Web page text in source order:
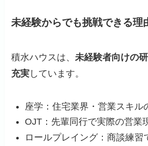
未経験からでも挑戦できる理
積水ハウスは、 未経験者向けの
充実 しています。
座学：住宅業界・営業スキル
OJT：先輩同行で実際の営業
ロールプレイング：商談練習